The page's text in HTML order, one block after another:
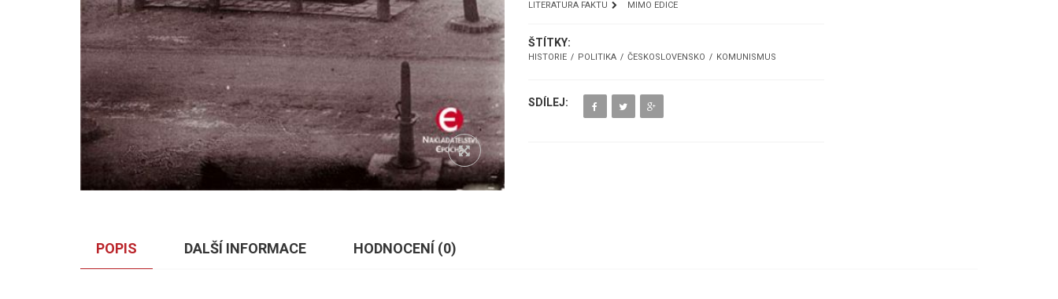
LITERATURA FAKTU MIMO EDICE
ŠTÍTKY:
HISTORIE POLITIKA ČESKOSLOVENSKO KOMUNISMUS
SDÍLEJ:
POPIS DALŠÍ INFORMACE HODNOCENÍ (0)